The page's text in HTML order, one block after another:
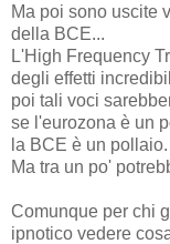
Ma poi sono uscite
della BCE...
L'High Frequency
degli effetti
poi tali voci
se l'eurozona è un
la BCE è un pollaio.
Ma tra un po'
Comunque per chi
ipnotico vedere